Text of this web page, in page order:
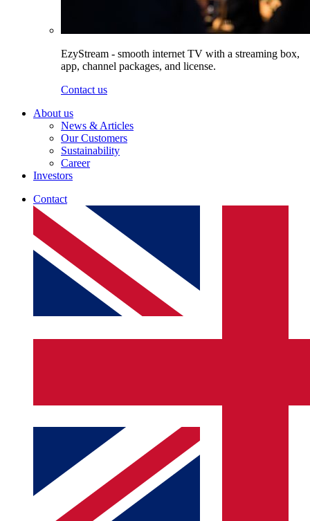
EzyStream - smooth internet TV with a streaming box,
app, channel packages, and license.
Contact us
About us
News & Articles
Our Customers
Sustainability
Career
Investors
Contact